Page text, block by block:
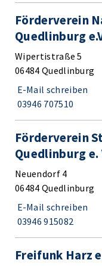
Förderverein
Quedlinburg
Wipertistraße 5
06484 Quedlinburg
E-Mail schreiben
03946 707510
Förderverein
Quedlinburg e.
Neuendorf 4
06484 Quedlinburg
E-Mail schreiben
03946 915082
Freifunk Harz